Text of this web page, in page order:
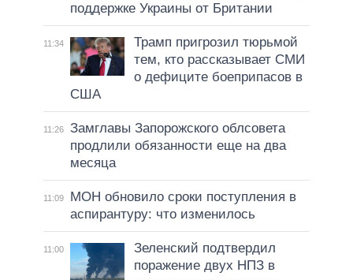
поддержке Украины от Британии
11:34
Трамп пригрозил тюрьмой
тем, кто рассказывает СМИ
о дефиците боеприпасов в
США
11:26
Замглавы Запорожского облсовета
продлили обязанности еще на два
месяца
11:09
МОН обновило сроки поступления в
аспирантуру: что изменилось
11:00
Зеленский подтвердил
поражение двух НПЗ в